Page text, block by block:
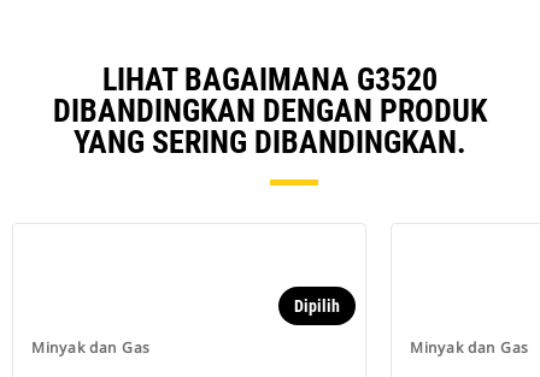
LIHAT BAGAIMANA G3520
DIBANDINGKAN DENGAN PRODUK
YANG SERING DIBANDINGKAN.
Minyak dan Gas
Dipilih
Minyak dan Gas